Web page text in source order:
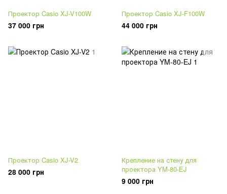
Проектор Casio XJ-V100W
37 000 грн
Проектор Casio XJ-F100W
44 000 грн
Проектор Casio XJ-V2
28 000 грн
Крепление на стену для
проектора YM-80-EJ
9 000 грн